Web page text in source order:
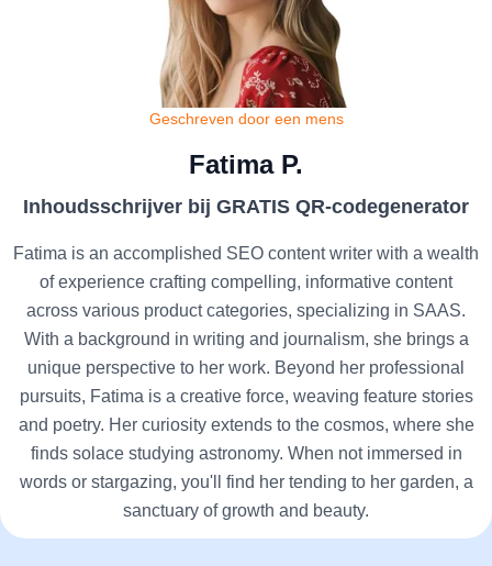
Geschreven door een mens
Fatima P.
Inhoudsschrijver bij GRATIS QR-codegenerator
Fatima is an accomplished SEO content writer with a wealth
of experience crafting compelling, informative content
across various product categories, specializing in SAAS.
With a background in writing and journalism, she brings a
unique perspective to her work. Beyond her professional
pursuits, Fatima is a creative force, weaving feature stories
and poetry. Her curiosity extends to the cosmos, where she
finds solace studying astronomy. When not immersed in
words or stargazing, you'll find her tending to her garden, a
sanctuary of growth and beauty.